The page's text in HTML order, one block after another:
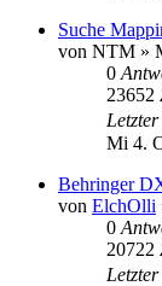
Suche
von NTM »
0
23652
Mi 4.
Behringer
von ElchOlli
0
20722